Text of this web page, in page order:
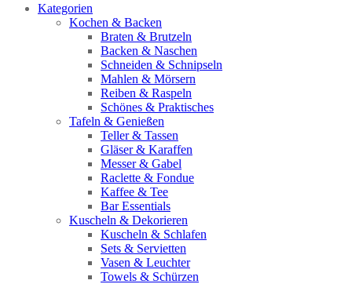
Kategorien
Kochen & Backen
Braten & Brutzeln
Backen & Naschen
Schneiden & Schnipseln
Mahlen & Mörsern
Reiben & Raspeln
Schönes & Praktisches
Tafeln & Genießen
Teller & Tassen
Gläser & Karaffen
Messer & Gabel
Raclette & Fondue
Kaffee & Tee
Bar Essentials
Kuscheln & Dekorieren
Kuscheln & Schlafen
Sets & Servietten
Vasen & Leuchter
Towels & Schürzen